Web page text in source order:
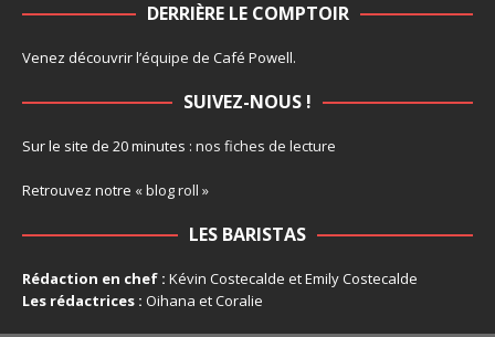
DERRIÈRE LE COMPTOIR
Venez découvrir l’équipe de Café Powell.
SUIVEZ-NOUS !
Sur le site de 20 minutes : nos fiches de lecture
Retrouvez notre « blog roll »
LES BARISTAS
Rédaction en chef : Kévin Costecalde et Emily Costecalde
Les rédactrices : Oihana et Coralie